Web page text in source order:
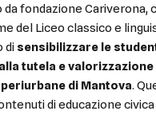
da fondazione Cariverona,
del Liceo classico e
di sensibilizzare le
tutela e
di Mantova.
di educazione